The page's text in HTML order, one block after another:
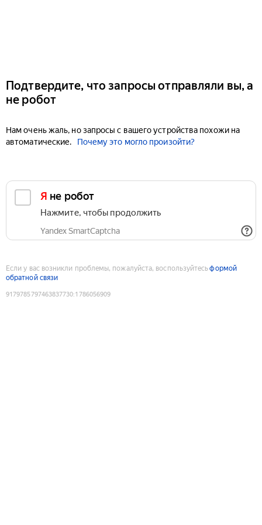
Подтвердите, что запросы отправляли вы, а
не робот
Нам очень жаль, но запросы с вашего устройства похожи на
автоматические.
Почему это могло произойти?
Я не робот
Нажмите, чтобы продолжить
Yandex SmartCaptcha
Если у вас возникли проблемы, пожалуйста, воспользуйтесьформой
обратной связи
9179785797463837730:1786056909